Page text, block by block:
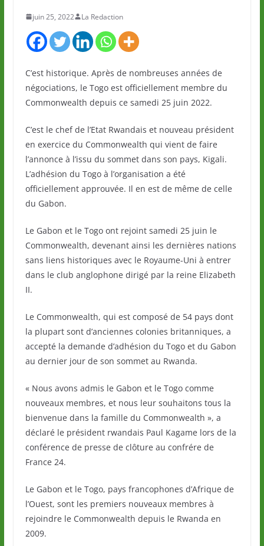
juin 25, 2022 La Redaction
C’est historique. Après de nombreuses années de
négociations, le Togo est officiellement membre du
Commonwealth depuis ce samedi 25 juin 2022.
C’est le chef de l’Etat Rwandais et nouveau président
en exercice du Commonwealth qui vient de faire
l’annonce à l’issu du sommet dans son pays, Kigali.
L’adhésion du Togo à l’organisation a été
officiellement approuvée. Il en est de même de celle
du Gabon.
Le Gabon et le Togo ont rejoint samedi 25 juin le
Commonwealth, devenant ainsi les dernières nations
sans liens historiques avec le Royaume-Uni à entrer
dans le club anglophone dirigé par la reine Elizabeth
II.
Le Commonwealth, qui est composé de 54 pays dont
la plupart sont d’anciennes colonies britanniques, a
accepté la demande d’adhésion du Togo et du Gabon
au dernier jour de son sommet au Rwanda.
« Nous avons admis le Gabon et le Togo comme
nouveaux membres, et nous leur souhaitons tous la
bienvenue dans la famille du Commonwealth », a
déclaré le président rwandais Paul Kagame lors de la
conférence de presse de clôture au confrére de
France 24.
Le Gabon et le Togo, pays francophones d’Afrique de
l’Ouest, sont les premiers nouveaux membres à
rejoindre le Commonwealth depuis le Rwanda en
2009.